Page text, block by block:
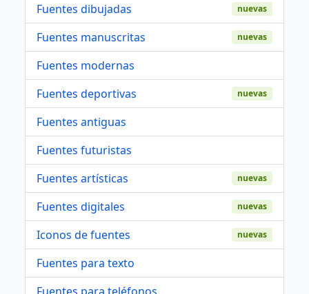
Fuentes dibujadas
nuevas
Fuentes manuscritas nuevas
Fuentes modernas
Fuentes deportivas
nuevas
Fuentes antiguas
Fuentes futuristas
Fuentes artísticas
nuevas
Fuentes digitales nuevas
Iconos de fuentes nuevas
Fuentes para texto